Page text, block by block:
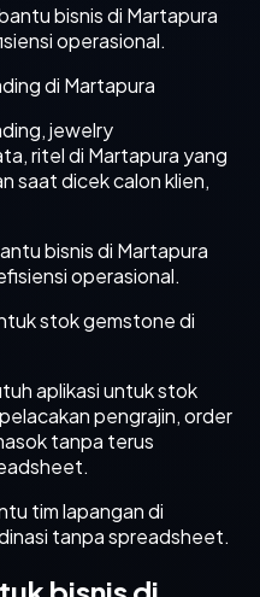
bisnis di Martapura
operasional.
di Martapura
jewelry
ritel di Martapura yang
saat dicek calon klien,
bisnis di Martapura
operasional.
stok gemstone di
aplikasi untuk stok
pengrajin, order
tanpa terus
tim lapangan di
tanpa spreadsheet.